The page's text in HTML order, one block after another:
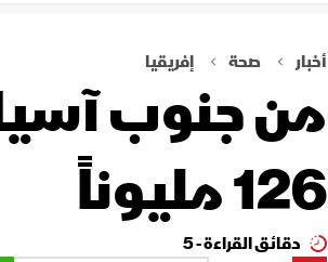
أخبار صحة إفريقيا
من جنوب آسيا
126 مليوناً
دقائق القراءة - 5